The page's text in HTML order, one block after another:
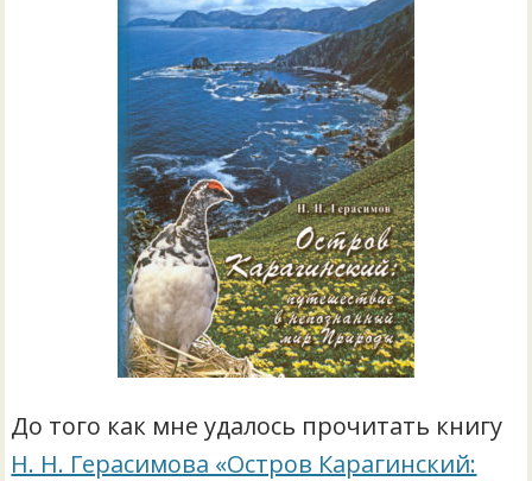
До того как мне удалось прочитать книгу
Н. Н. Герасимова «Остров Карагинский: